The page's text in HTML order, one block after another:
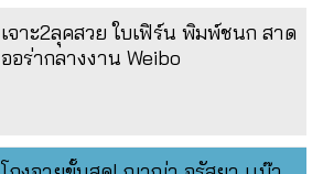
เจาะ2ลุคสวย ใบเฟิร์น พิมพ์ชนก สาด
ออร่ากลางงาน Weibo